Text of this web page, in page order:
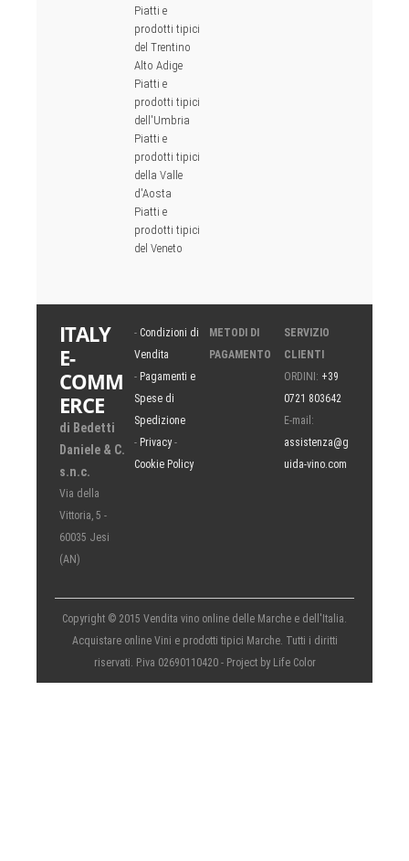
Piatti e
prodotti tipici
del Trentino
Alto Adige
Piatti e
prodotti tipici
dell'Umbria
Piatti e
prodotti tipici
della Valle
d'Aosta
Piatti e
prodotti tipici
del Veneto
ITALY
E-
COMM
ERCE
di Bedetti
Daniele & C.
s.n.c.
Via della
Vittoria, 5 -
60035 Jesi
(AN)
- Condizioni di
Vendita
- Pagamenti e
Spese di
Spedizione
- Privacy -
Cookie Policy
METODI DI
PAGAMENTO
SERVIZIO
CLIENTI
ORDINI: +39
0721 803642
E-mail:
assistenza@g
uida-vino.com
Copyright © 2015 Vendita vino online delle Marche e dell'Italia.
Acquistare online Vini e prodotti tipici Marche. Tutti i diritti
riservati. P.iva 02690110420 - Project by Life Color